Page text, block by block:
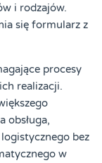
i rodzajów.
się formularz z
procesy
realizacji.
obsługa,
bez
w